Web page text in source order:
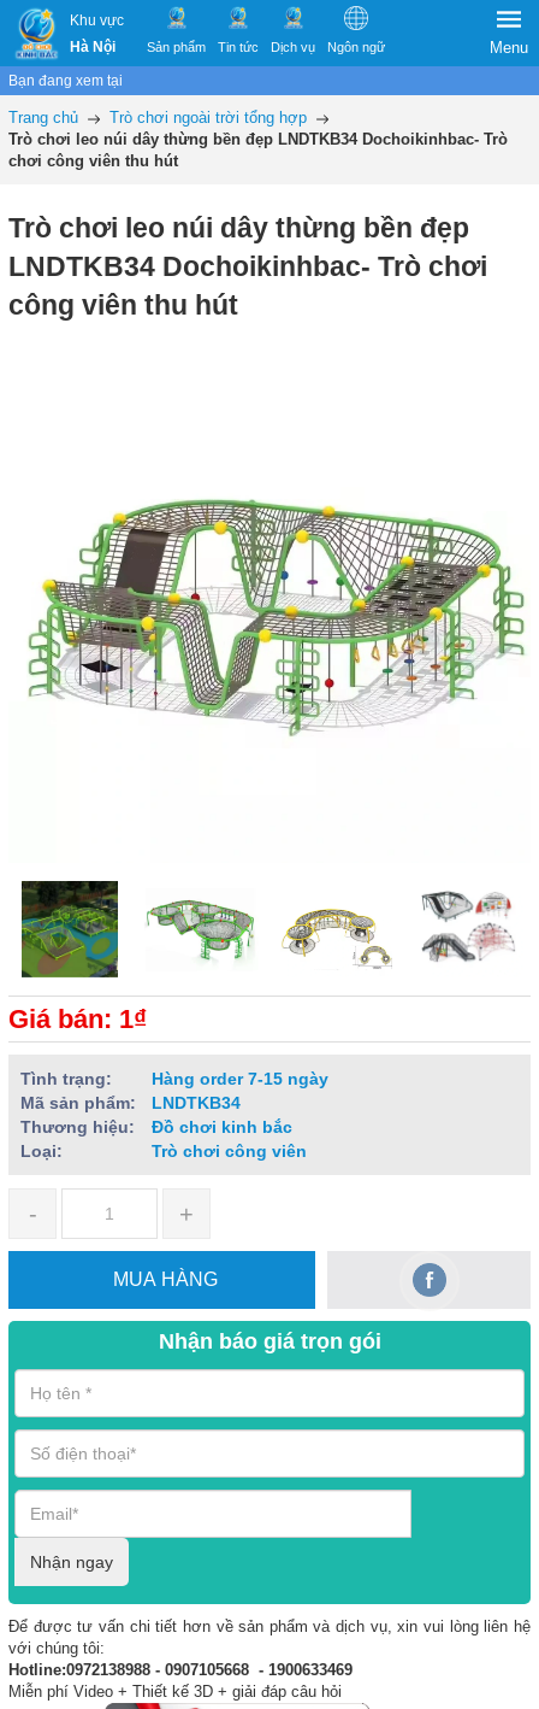
Khu vực
Hà Nội
Sản phẩm Tin tức Dịch vụ Ngôn ngữ Menu
Bạn đang xem tại
Trang chủ
Trò chơi ngoài trời tổng hợp
Trò chơi leo núi dây thừng bền đẹp LNDTKB34 Dochoikinhbac- Trò
chơi công viên thu hút
Trò chơi leo núi dây thừng bền đẹp
LNDTKB34 Dochoikinhbac- Trò chơi
công viên thu hút
Giá bán: 1₫
Tình trạng:
Hàng order 7-15 ngày
Mã sản phẩm:
LNDTKB34
Thương hiệu:
Đồ chơi kinh bắc
Loại:
Trò chơi công viên
- +
MUA HÀNG
Nhận báo giá trọn gói
Nhận ngay
Để được tư vấn chi tiết hơn về sản phẩm và dịch vụ, xin vui lòng liên hệ
với chúng tôi:
Hotline:0972138988 - 0907105668 - 1900633469
Miễn phí Video + Thiết kế 3D + giải đáp câu hỏi